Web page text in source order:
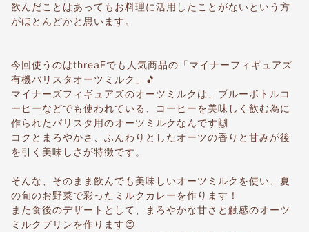
飲んだことはあってもお料理に活用したことがないという方
がほとんどかと思います。
今回使うのはthreaFでも人気商品の「マイナーフィギュアズ
有機バリスタオーツミルク」🎵
マイナーズフィギュアズのオーツミルクは、ブルーボトルコ
ーヒーなどでも使われている、コーヒーを美味しく飲む為に
作られたバリスタ用のオーツミルクなんです🙌
コクとまろやかさ、ふんわりとしたオーツの香りと甘みが後
を引く美味しさが特徴です。
そんな、そのまま飲んでも美味しいオーツミルクを使い、夏
の旬のお野菜で彩ったミルクカレーを作ります！
また食後のデザートとして、まろやかな甘さと触感のオーツ
ミルクプリンを作ります😊